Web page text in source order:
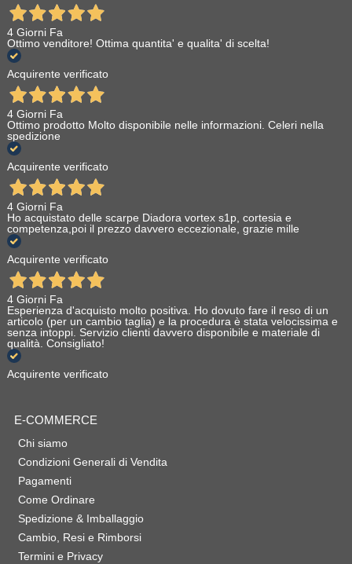
4 Giorni Fa
Ottimo venditore! Ottima quantita' e qualita' di scelta!
Acquirente verificato
4 Giorni Fa
Ottimo prodotto Molto disponibile nelle informazioni. Celeri nella
spedizione
Acquirente verificato
4 Giorni Fa
Ho acquistato delle scarpe Diadora vortex s1p, cortesia e
competenza,poi il prezzo davvero eccezionale, grazie mille
Acquirente verificato
4 Giorni Fa
Esperienza d'acquisto molto positiva. Ho dovuto fare il reso di un
articolo (per un cambio taglia) e la procedura è stata velocissima e
senza intoppi. Servizio clienti davvero disponibile e materiale di
qualità. Consigliato!
Acquirente verificato
E-COMMERCE
Chi siamo
Condizioni Generali di Vendita
Pagamenti
Come Ordinare
Spedizione & Imballaggio
Cambio, Resi e Rimborsi
Termini e Privacy